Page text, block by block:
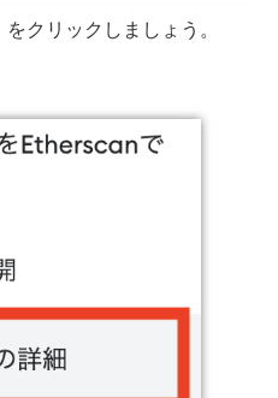
をクリックしましょう。